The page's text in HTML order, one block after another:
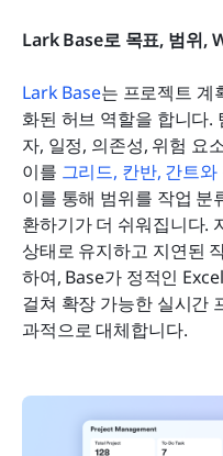
Lark Base로 목표, 범위,
Lark Base는 프로젝트 계
화된 허브 역할을 합니다.
자, 일정, 의존성, 위험 요
이를 그리드, 칸반, 간트와
이를 통해 범위를 작업 분
환하기가 더 쉬워집니다.
상태로 유지하고 지연된
하여, Base가 정적인
걸쳐 확장 가능한 실시간
과적으로 대체합니다.